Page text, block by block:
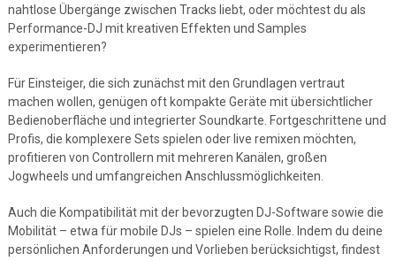
nahtlose Übergänge zwischen Tracks liebt, oder möchtest du als
Performance-DJ mit kreativen Effekten und Samples
experimentieren?
Für Einsteiger, die sich zunächst mit den Grundlagen vertraut
machen wollen, genügen oft kompakte Geräte mit übersichtlicher
Bedienoberfläche und integrierter Soundkarte. Fortgeschrittene und
Profis, die komplexere Sets spielen oder live remixen möchten,
profitieren von Controllern mit mehreren Kanälen, großen
Jogwheels und umfangreichen Anschlussmöglichkeiten.
Auch die Kompatibilität mit der bevorzugten DJ-Software sowie die
Mobilität – etwa für mobile DJs – spielen eine Rolle. Indem du deine
persönlichen Anforderungen und Vorlieben berücksichtigst, findest